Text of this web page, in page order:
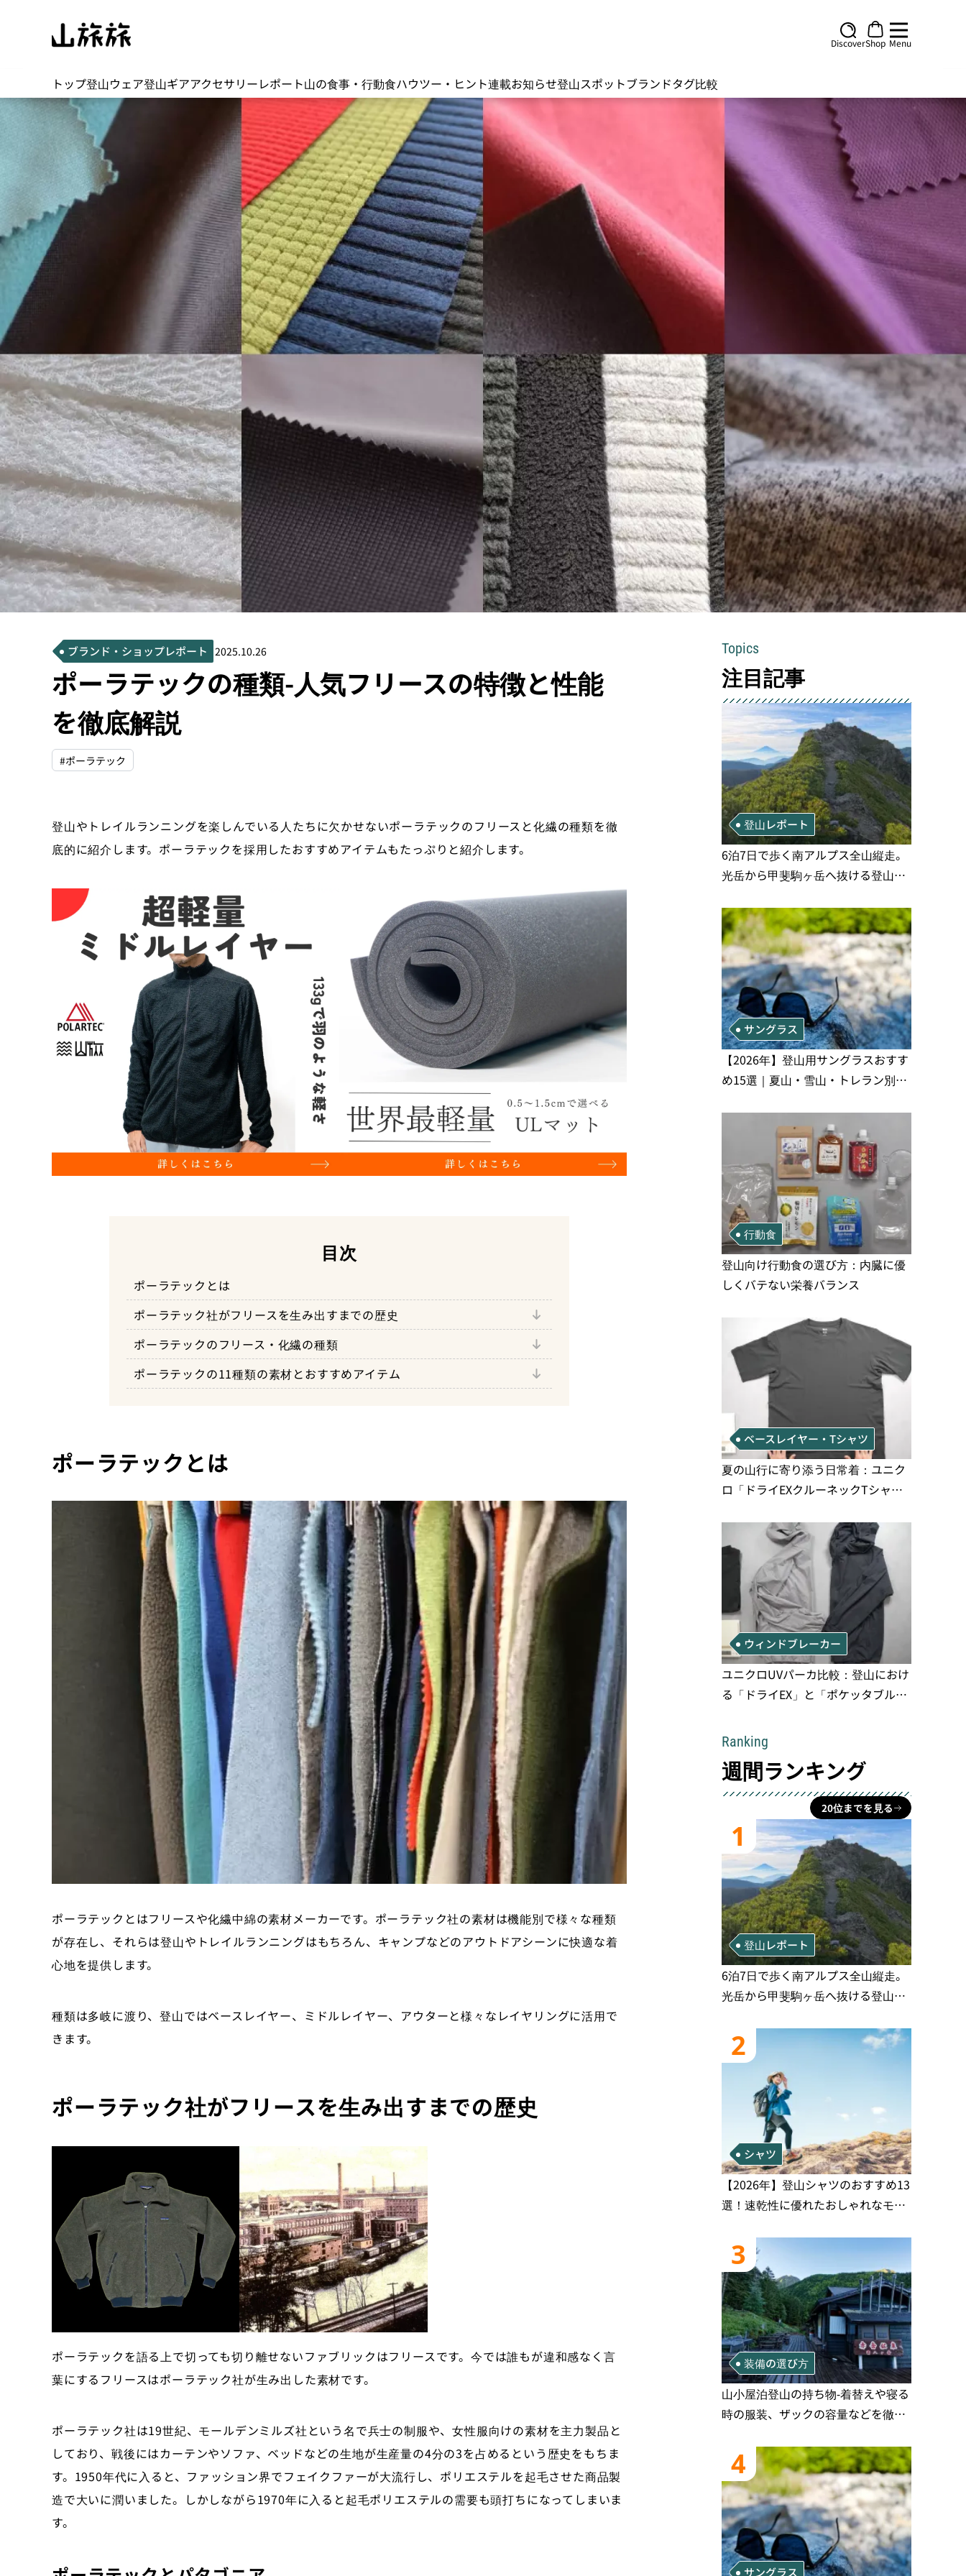
DiscoverShop Menu
トップ登山ウェア登山ギアアクセサリーレポート山の食事・行動食ハウツー・ヒント連載お知らせ登山スポットブランドタグ比較
ブランド・ショップレポート 2025.10.26
ポーラテックの種類-人気フリースの特徴と性能
を徹底解説
#ポーラテック
登山やトレイルランニングを楽しんでいる人たちに欠かせないポーラテックのフリースと化繊の種類を徹
底的に紹介します。ポーラテックを採用したおすすめアイテムもたっぷりと紹介します。
目次
ポーラテックとは
ポーラテック社がフリースを生み出すまでの歴史
ポーラテックとパタゴニア
フリースの誕生
ポーラテックのフリース・化繊の種類
ポーラテックのミドルレイヤー『インシュレーション』
ポーラテックのアウター『ウェザープロテクション』
ポーラテックの11種類の素材とおすすめアイテム
マイクロファイバーの脱落を抑えた環境配慮型素材『ポーラテックパワ
4方向に伸び大きなムーブにも追従『ポーラテック・パワーストレッチ』
軽量化と多機能性の両立『ポーラテック・パワーグリッド』
両面起毛のフリースはアウトドアの大定番『ポーラテック・クラシッ
ク』
最新技術が投入された『ポーラテック・サーマルプロ』
メンブレンを使わず防風性を確保したスーパーフリース『ポーラテッ
アウター用途に人気の高いメンブレン入りフリース『ポーラテック・ウ
ィンドブロック』
98％の風をブロックする最新ソフトシェル『ポーラテック・パワーシー
ルド』
圧倒的なムレの少なさを誇る『ポーラテック・ネオシェル』
ポーラテックとは
ポーラテックとはフリースや化繊中綿の素材メーカーです。ポーラテック社の素材は機能別で様々な種類
が存在し、それらは登山やトレイルランニングはもちろん、キャンプなどのアウトドアシーンに快適な着
心地を提供します。
種類は多岐に渡り、登山ではベースレイヤー、ミドルレイヤー、アウターと様々なレイヤリングに活用で
きます。
ポーラテック社がフリースを生み出すまでの歴史
ポーラテックを語る上で切っても切り離せないファブリックはフリースです。今では誰もが違和感なく言
葉にするフリースはポーラテック社が生み出した素材です。
ポーラテック社は19世紀、モールデンミルズ社という名で兵士の制服や、女性服向けの素材を主力製品と
しており、戦後にはカーテンやソファ、ベッドなどの生地が生産量の4分の3を占めるという歴史をもちま
す。1950年代に入ると、ファッション界でフェイクファーが大流行し、ポリエステルを起毛させた商品製
造で大いに潤いました。しかしながら1970年に入ると起毛ポリエステルの需要も頭打ちになってしまいま
す。
Topics
注目記事
登山レポート
6泊7日で歩く南アルプス全山縦走。
光岳から甲斐駒ヶ岳へ抜ける登山の
サングラス
【2026年】登山用サングラスおすす
め15選｜夏山・雪山・トレラン別、
行動食
登山向け行動食の選び方：内臓に優
しくバテない栄養バランス
ベースレイヤー・Tシャツ
夏の山行に寄り添う日常着：ユニク
ロ「ドライEXクルーネックTシャ
ウィンドブレーカー
ユニクロUVパーカ比較：登山におけ
る「ドライEX」と「ポケッタブル」
Ranking
週間ランキング
20位までを見る
1
登山レポート
6泊7日で歩く南アルプス全山縦走。
光岳から甲斐駒ヶ岳へ抜ける登山の
2
シャツ
【2026年】登山シャツのおすすめ13
選！速乾性に優れたおしゃれなモデ
3
装備の選び方
山小屋泊登山の持ち物‐着替えや寝る
時の服装、ザックの容量などを徹底
4
サングラス